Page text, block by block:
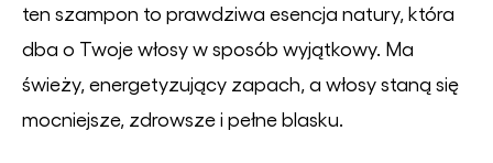
ten szampon to prawdziwa esencja natury, która
dba o Twoje włosy w sposób wyjątkowy. Ma
świeży, energetyzujący zapach, a włosy staną się
mocniejsze, zdrowsze i pełne blasku.